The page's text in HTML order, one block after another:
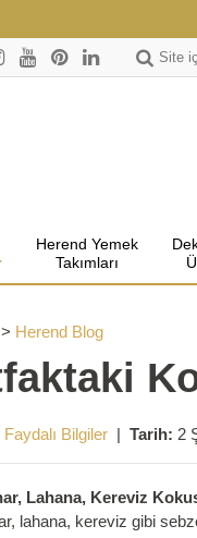
Site
Herend Yemek
Takımları
> Herend Blog
Faydalı Bilgiler |Tarih: 2
Lahana, Kereviz
lahana, kereviz gibi